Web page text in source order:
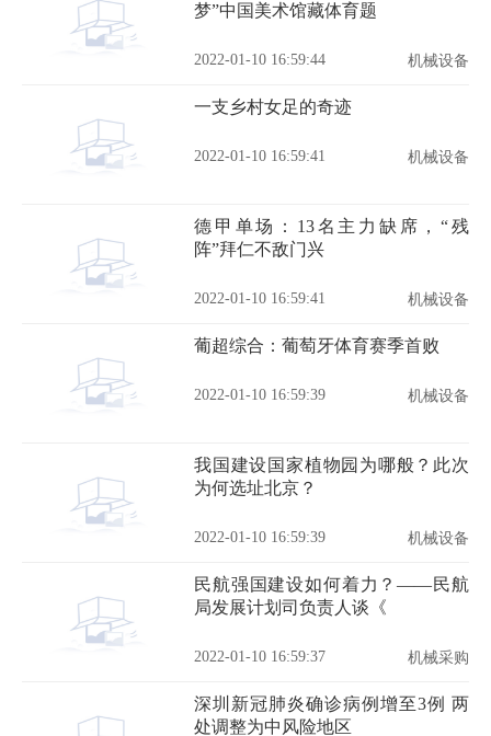
梦”中国美术馆藏体育题
2022-01-10 16:59:44 机械设备
一支乡村女足的奇迹
2022-01-10 16:59:41 机械设备
德甲单场：13名主力缺席，“残
阵”拜仁不敌门兴
2022-01-10 16:59:41 机械设备
葡超综合：葡萄牙体育赛季首败
2022-01-10 16:59:39 机械设备
我国建设国家植物园为哪般？此次
为何选址北京？
2022-01-10 16:59:39 机械设备
民航强国建设如何着力？——民航
局发展计划司负责人谈《
2022-01-10 16:59:37 机械采购
深圳新冠肺炎确诊病例增至3例 两
处调整为中风险地区